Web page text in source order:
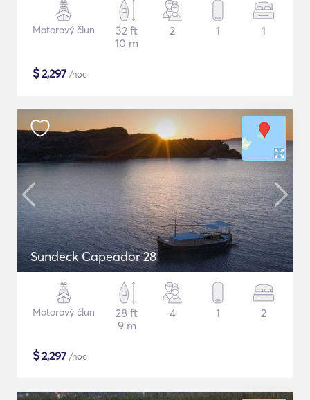
Motorový člun
32 ft
10 m
2 1 1
$2,297 /noc
Sundeck Capeador 28
Motorový člun
28 ft
9 m
4 1 2
$2,297 /noc